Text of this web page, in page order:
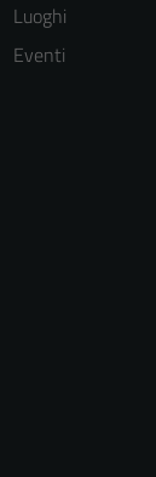
Luoghi
Eventi